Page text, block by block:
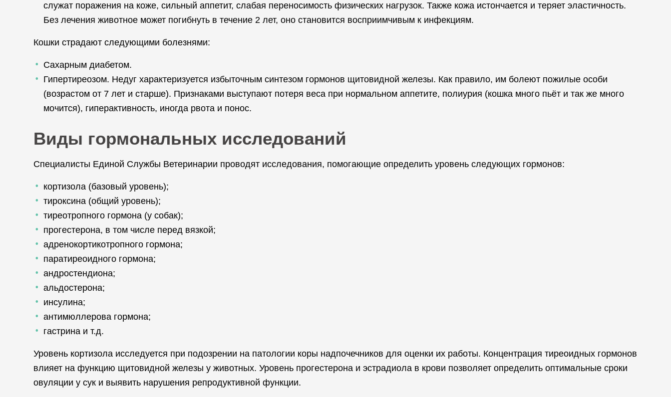
служат поражения на коже, сильный аппетит, слабая переносимость физических нагрузок. Также кожа истончается и теряет эластичность.
Без лечения животное может погибнуть в течение 2 лет, оно становится восприимчивым к инфекциям.
Кошки страдают следующими болезнями:
Сахарным диабетом.
Гипертиреозом. Недуг характеризуется избыточным синтезом гормонов щитовидной железы. Как правило, им болеют пожилые особи
(возрастом от 7 лет и старше). Признаками выступают потеря веса при нормальном аппетите, полиурия (кошка много пьёт и так же много
мочится), гиперактивность, иногда рвота и понос.
Виды гормональных исследований
Специалисты Единой Службы Ветеринарии проводят исследования, помогающие определить уровень следующих гормонов:
кортизола (базовый уровень);
тироксина (общий уровень);
тиреотропного гормона (у собак);
прогестерона, в том числе перед вязкой;
адренокортикотропного гормона;
паратиреоидного гормона;
андростендиона;
альдостерона;
инсулина;
антимюллерова гормона;
гастрина и т.д.
Уровень кортизола исследуется при подозрении на патологии коры надпочечников для оценки их работы. Концентрация тиреоидных гормонов
влияет на функцию щитовидной железы у животных. Уровень прогестерона и эстрадиола в крови позволяет определить оптимальные сроки
овуляции у сук и выявить нарушения репродуктивной функции.